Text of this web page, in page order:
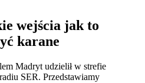
wejścia jak to
karane
Madryt udzielił w strefie
SER. Przedstawiamy